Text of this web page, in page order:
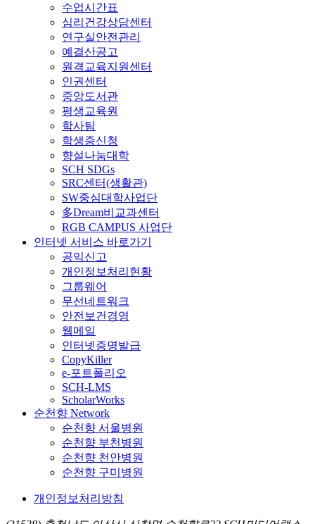
수업시간표
심리건강상담센터
연구실안전관리
예결산공고
원격교육지원센터
인권센터
중앙도서관
평생교육원
학사팀
학생증신청
향설나눔대학
SCH SDGs
SRC센터(생활관)
SW중심대학사업단
多Dream비교과센터
RGB CAMPUS 사업단
인터넷 서비스 바로가기
공익신고
개인정보처리현황
그룹웨어
무선네트워크
안전보건경영
웹메일
인터넷증명발급
CopyKiller
e-포트폴리오
SCH-LMS
ScholarWorks
순천향 Network
순천향 서울병원
순천향 부천병원
순천향 천안병원
순천향 구미병원
개인정보처리방침